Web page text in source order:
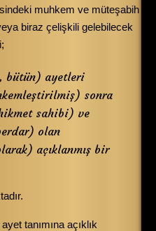
muhkem ve müteşabih
biraz çelişkili gelebilecek
bütün) ayetleri
sonra
sahibi) ve
olan
açıklanmış bir
tanımına açıklık